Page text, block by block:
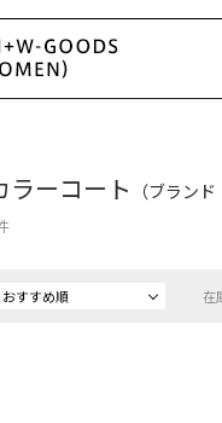
ラーコート （ブラン
おすすめ順 在